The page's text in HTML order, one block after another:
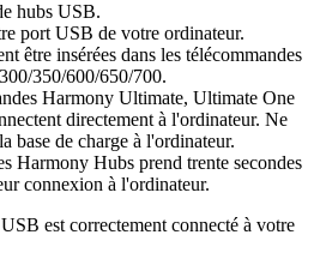
hubs USB.
port USB de votre ordinateur.
être insérées dans les télécommandes
350/600/650/700.
Harmony Ultimate, Ultimate One
directement à l'ordinateur. Ne
base de charge à l'ordinateur.
Harmony Hubs prend trente secondes
connexion à l'ordinateur.
est correctement connecté à votre